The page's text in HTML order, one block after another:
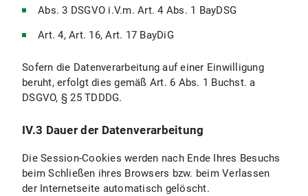
Abs. 3 DSGVO i.V.m. Art. 4 Abs. 1 BayDSG
Art. 4, Art. 16, Art. 17 BayDiG
Sofern die Datenverarbeitung auf einer Einwilligung
beruht, erfolgt dies gemäß Art. 6 Abs. 1 Buchst. a
DSGVO, § 25 TDDDG.
IV.3 Dauer der Datenverarbeitung
Die Session-Cookies werden nach Ende Ihres Besuchs
beim Schließen ihres Browsers bzw. beim Verlassen
der Internetseite automatisch gelöscht.